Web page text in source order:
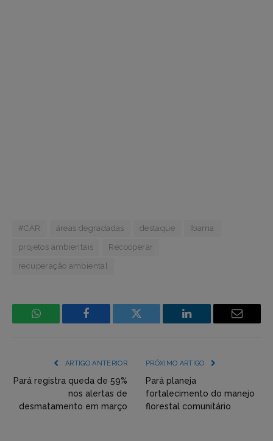
#CAR áreas degradadas destaque Ibama
projetos ambientais Recooperar
recuperação ambiental
WhatsApp Facebook
Incorpore
(YouTube,
Twitter,
Flickr
LinkedIn Email
ARTIGO ANTERIOR
Pará registra queda de 59%
nos alertas de
desmatamento em março
PRÓXIMO ARTIGO
Pará planeja
fortalecimento do manejo
florestal comunitário